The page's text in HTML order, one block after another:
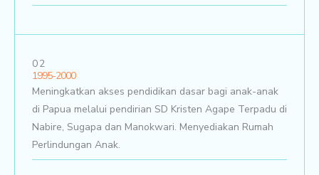
02
1995-2000
Meningkatkan akses pendidikan dasar bagi anak-anak
di Papua melalui pendirian SD Kristen Agape Terpadu di
Nabire, Sugapa dan Manokwari. Menyediakan Rumah
Perlindungan Anak.